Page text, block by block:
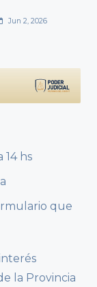
Jun 2, 2026
14 hs
que
la Provincia